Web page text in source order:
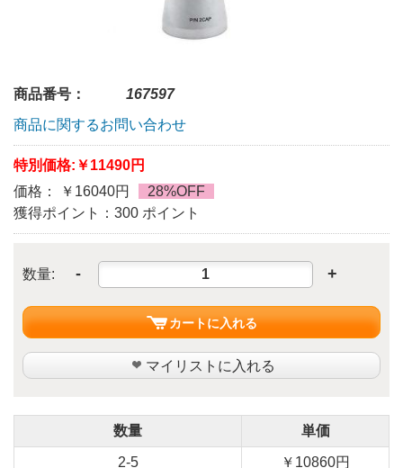
商品番号：
167597
商品に関するお問い合わせ
特別価格: ￥11490円
価格： ￥16040円
28%OFF
獲得ポイント：300 ポイント
数量: - +
カートに入れる
マイリストに入れる
数量 単価
2-5 ￥10860円